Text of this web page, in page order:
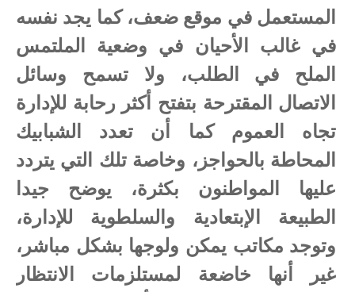
المستعمل في موقع ضعف، كما يجد نفسه
في غالب الأحيان في وضعية الملتمس
الملح في الطلب، ولا تسمح وسائل
الاتصال المقترحة بتفتح أكثر رحابة للإدارة
تجاه العموم كما أن تعدد الشبابيك
المحاطة بالحواجز، وخاصة تلك التي يتردد
عليها المواطنون بكثرة، يوضح جيدا
الطبيعة الإبتعادية والسلطوية للإدارة،
وتوجد مكاتب يمكن ولوجها بشكل مباشر،
غير أنها خاضعة لمستلزمات الانتظار